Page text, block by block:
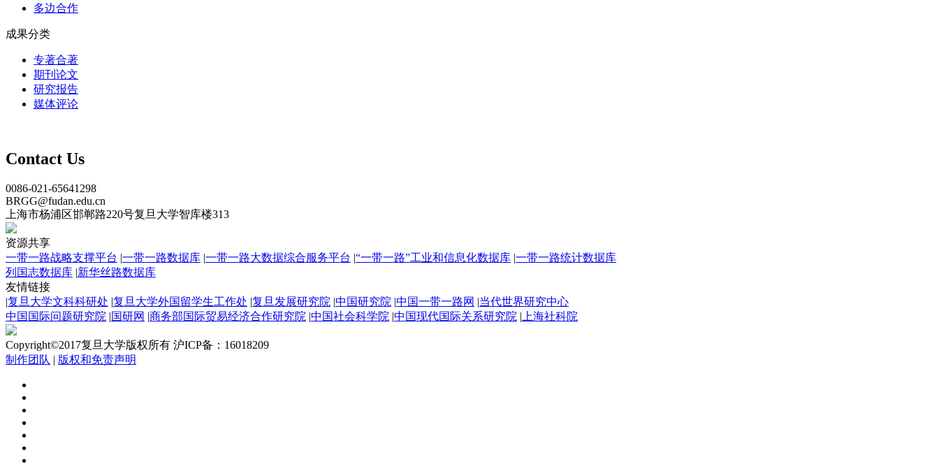
多边合作
成果分类
专著合著
期刊论文
研究报告
媒体评论
Contact Us
0086-021-65641298
BRGG@fudan.edu.cn
上海市杨浦区邯郸路220号复旦大学智库楼313
资源共享
一带一路战略支撑平台 |一带一路数据库 |一带一路大数据综合服务平台 |“一带一路”工业和信息化数据库 |一带一路统计数据库
列国志数据库 |新华丝路数据库
友情链接
|复旦大学文科科研处 |复旦大学外国留学生工作处 |复旦发展研究院 |中国研究院 |中国一带一路网 |当代世界研究中心
中国国际问题研究院 |国研网 |商务部国际贸易经济合作研究院 |中国社会科学院 |中国现代国际关系研究院 | 上海社科院
Copyright©2017复旦大学版权所有 沪ICP备：16018209
制作团队 | 版权和免责声明